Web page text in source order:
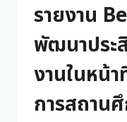
รายงาน
พัฒนาประ
งานในหน้
การสถาน